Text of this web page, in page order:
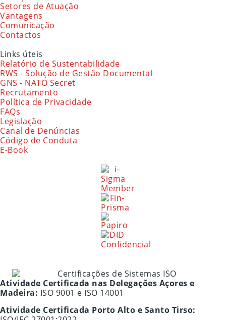
Setores de Atuação
Vantagens
Comunicação
Contactos
Links úteis
Relatório de Sustentabilidade
RWS - Solução de Gestão Documental
GNS - NATO Secret
Recrutamento
Política de Privacidade
FAQs
Legislação
Canal de Denúncias
Código de Conduta
E-Book
Atividade Certificada nas Delegações Açores e
Madeira: ISO 9001 e ISO 14001
Atividade Certificada Porto Alto e Santo Tirso: